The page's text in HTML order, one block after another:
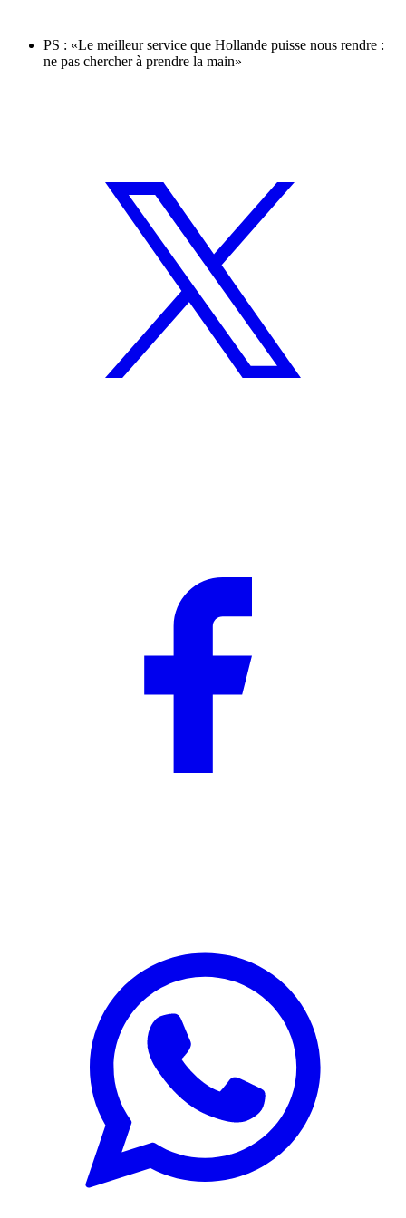
PS : «Le meilleur service que Hollande puisse nous rendre :
ne pas chercher à prendre la main»